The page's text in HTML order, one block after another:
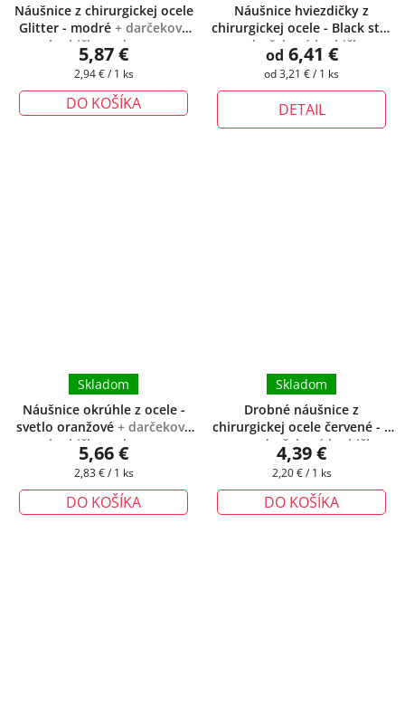
Náušnice z chirurgickej ocele
Glitter - modré + darčeková
krabička zadarmo
5,87 €
Jednotková
2,94 € / 1 ks
DO KOŠÍKA
Náušnice hviezdičky z
chirurgickej ocele - Black star
+ darčeková krabička
zadarmo
od 6,41 €
Jednotková
od 3,21 € / 1 ks
DETAIL
Náušnice okrúhle z ocele -
svetlo oranžové + darčeková
krabička zadarmo
Skladom
5,66 €
Jednotková
2,83 € / 1 ks
DO KOŠÍKA
Drobné náušnice z
chirurgickej ocele červené - 4
+ darčeková krabička
zadarmo
Skladom
4,39 €
Jednotková
2,20 € / 1 ks
DO KOŠÍKA